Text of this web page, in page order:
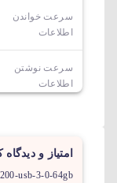
سرعت خواندن
اطلاعات
سرعت نوشتن
اطلاعات
امتیاز و دیدگاه
usb-3-0-64gb